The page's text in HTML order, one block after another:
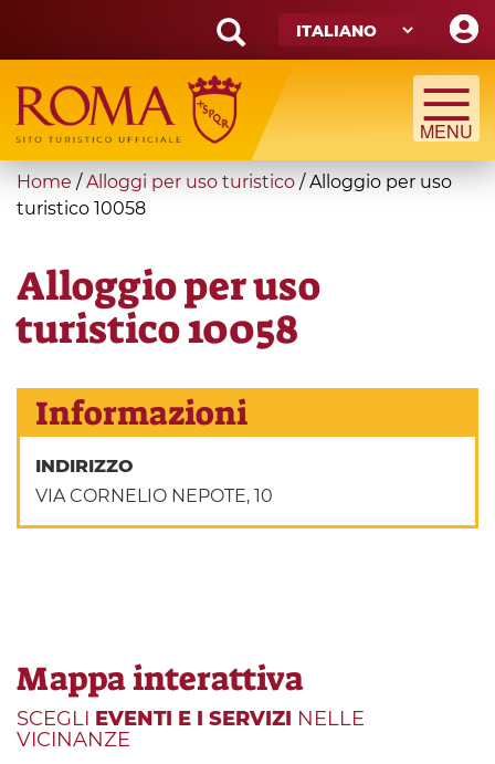
main
content
Search
form
Cerca
You
are
Home / Alloggi per uso turistico /Alloggio per uso
turistico 10058
Alloggio per uso
turistico 10058
Informazioni
INDIRIZZO
VIA CORNELIO NEPOTE, 10
Mappa interattiva
SCEGLI EVENTI E I SERVIZI NELLE
VICINANZE